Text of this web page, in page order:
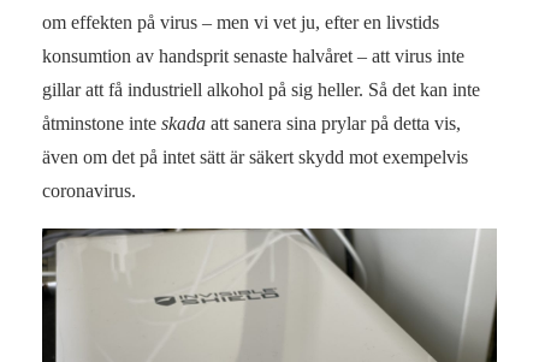
om effekten på virus – men vi vet ju, efter en livstids
konsumtion av handsprit senaste halvåret – att virus inte
gillar att få industriell alkohol på sig heller. Så det kan inte
åtminstone inte skada att sanera sina prylar på detta vis,
även om det på intet sätt är säkert skydd mot exempelvis
coronavirus.